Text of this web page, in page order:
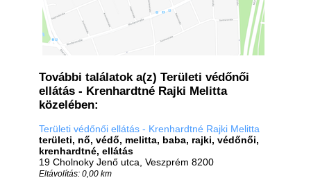
További találatok a(z) Területi védőnői
ellátás - Krenhardtné Rajki Melitta
közelében:
Területi védőnői ellátás - Krenhardtné Rajki Melitta
területi, nő, védő, melitta, baba, rajki, védőnői,
krenhardtné, ellátás
19 Cholnoky Jenő utca, Veszprém 8200
Eltávolítás: 0,00 km